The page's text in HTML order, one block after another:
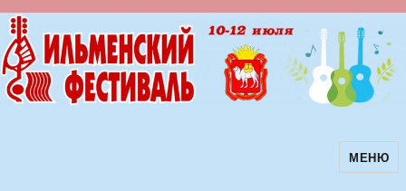
Ильменский фестиваль авторскойМЕНЮ